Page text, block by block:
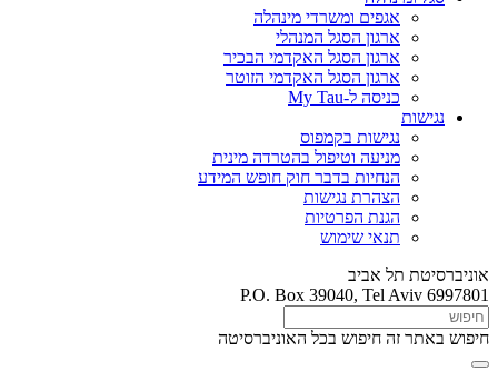
אגפים ומשרדי מינהלה
ארגון הסגל המנהלי
ארגון הסגל האקדמי הבכיר
ארגון הסגל האקדמי הזוטר
כניסה ל-My Tau
נגישות
נגישות בקמפוס
מניעה וטיפול בהטרדה מינית
הנחיות בדבר חוק חופש המידע
הצהרת נגישות
הגנת הפרטיות
תנאי שימוש
אוניברסיטת תל אביב
P.O. Box 39040, Tel Aviv 6997801
חיפוש באתר זה חיפוש בכל האוניברסיטה